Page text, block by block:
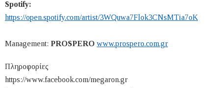
Spotify:
https://open.spotify.com/artist/3WQuwa7Flok3CNsMTia7oK
Management: PROSPERO www.prospero.com.gr
Πληροφορίες
https://www.facebook.com/megaron.gr